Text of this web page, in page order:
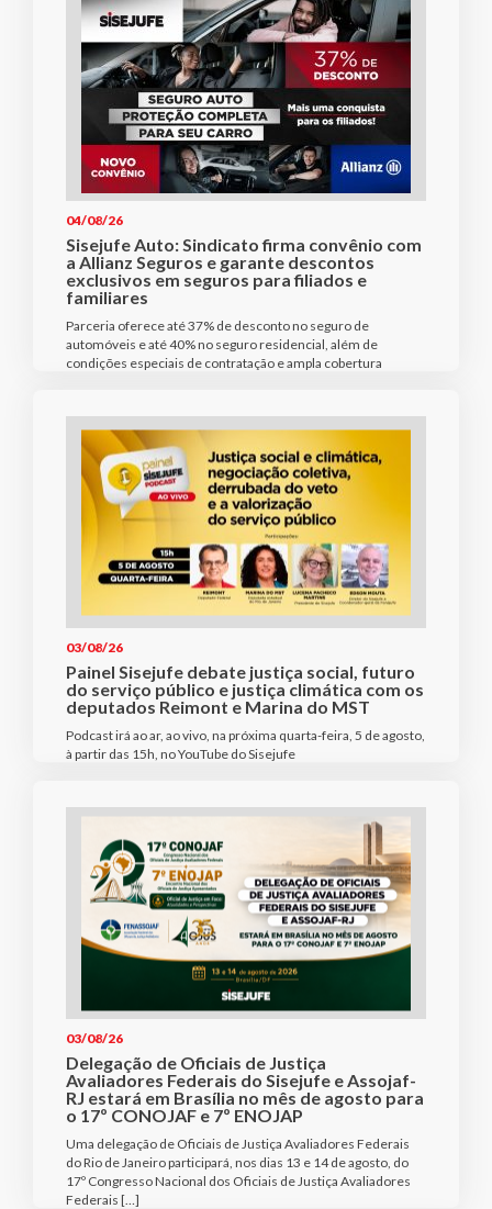
04/08/26
Sisejufe Auto: Sindicato firma convênio com
a Allianz Seguros e garante descontos
exclusivos em seguros para filiados e
familiares
Parceria oferece até 37% de desconto no seguro de
automóveis e até 40% no seguro residencial, além de
condições especiais de contratação e ampla cobertura
03/08/26
Painel Sisejufe debate justiça social, futuro
do serviço público e justiça climática com os
deputados Reimont e Marina do MST
Podcast irá ao ar, ao vivo, na próxima quarta-feira, 5 de agosto,
à partir das 15h, no YouTube do Sisejufe
03/08/26
Delegação de Oficiais de Justiça
Avaliadores Federais do Sisejufe e Assojaf-
RJ estará em Brasília no mês de agosto para
o 17º CONOJAF e 7º ENOJAP
Uma delegação de Oficiais de Justiça Avaliadores Federais
do Rio de Janeiro participará, nos dias 13 e 14 de agosto, do
17º Congresso Nacional dos Oficiais de Justiça Avaliadores
Federais […]